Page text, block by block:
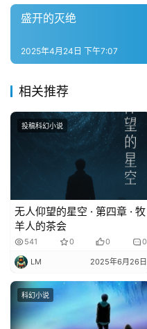
盛开的灭绝
2025年4月24日 下午7:07
相关推荐
投稿科幻小说
无人仰望的星空 · 第四章 · 牧
羊人的茶会
541 0 0 0
LM 2025年6月26日
科幻小说